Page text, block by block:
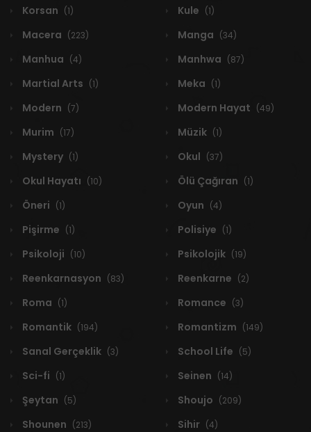
Korsan (1) Kule (1)
Macera (223) Manga (34)
Manhua (4) Manhwa (87)
Martial Arts (1) Meka (1)
Modern (7) Modern Hayat (49)
Murim (17) Müzik (1)
Mystery (1) Okul (37)
Okul Hayatı (10) Ölü Çağıran (1)
Öneri (1) Oyun (4)
Pişirme (1) Polisiye (1)
Psikoloji (10) Psikolojik (19)
Reenkarnasyon (83) Reenkarne (2)
Roma (1) Romance (3)
Romantik (194) Romantizm (149)
Sanal Gerçeklik (3) School Life (5)
Sci-fi (1) Seinen (14)
Şeytan (5) Shoujo (209)
Shounen (213) Sihir (4)